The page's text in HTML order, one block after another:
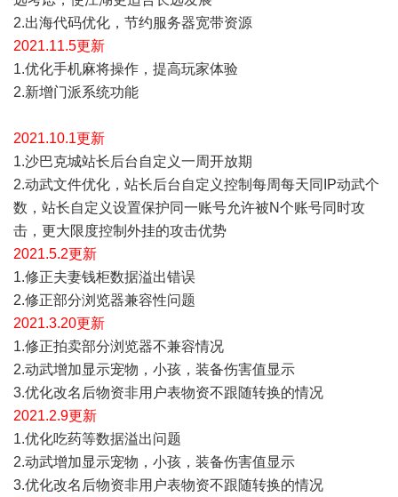
2.出海代码优化，节约服务器宽带资源
2021.11.5更新
1.优化手机麻将操作，提高玩家体验
2.新增门派系统功能
2021.10.1更新
1.沙巴克城站长后台自定义一周开放期
2.动武文件优化，站长后台自定义控制每周每天同IP动武个
数，站长自定义设置保护同一账号允许被N个账号同时攻
击，更大限度控制外挂的攻击优势
2021.5.2更新
1.修正夫妻钱柜数据溢出错误
2.修正部分浏览器兼容性问题
2021.3.20更新
1.修正拍卖部分浏览器不兼容情况
2.动武增加显示宠物，小孩，装备伤害值显示
3.优化改名后物资非用户表物资不跟随转换的情况
2021.2.9更新
1.优化吃药等数据溢出问题
2.动武增加显示宠物，小孩，装备伤害值显示
3.优化改名后物资非用户表物资不跟随转换的情况